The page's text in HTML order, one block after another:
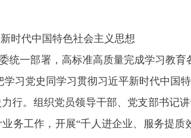
时代中国特色社会主义思想
统一部署，高标准高质量完成学习教育
习党史同学习贯彻习近平新时代中国
行。组织党员领导干部、党支部书记
务工作，开展“千人进企业、服务提质